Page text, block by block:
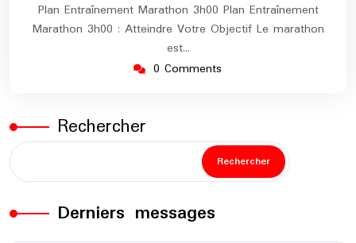
Plan Entraînement Marathon 3h00 Plan Entraînement
Marathon 3h00 : Atteindre Votre Objectif Le marathon
est…
0 Comments
Rechercher
Rechercher
Derniers messages